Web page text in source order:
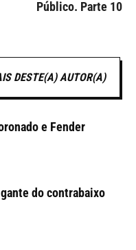
Público. Parte 10
DESTE(A) AUTOR(A)
e Fender
do contrabaixo